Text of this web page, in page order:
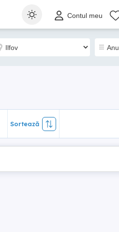
Contul meu
Sortează
Sortează